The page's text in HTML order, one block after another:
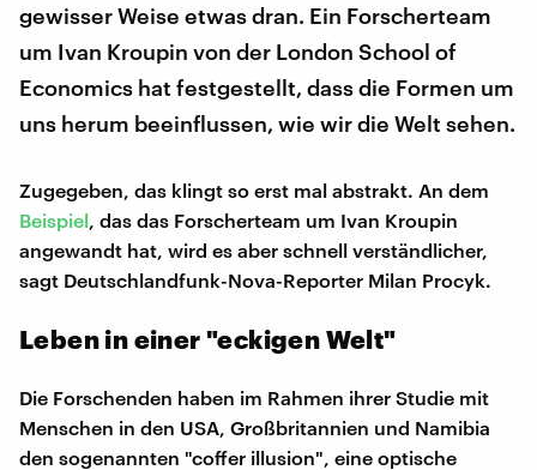
gewisser Weise etwas dran. Ein Forscherteam
um Ivan Kroupin von der London School of
Economics hat festgestellt, dass die Formen um
uns herum beeinflussen, wie wir die Welt sehen.
Zugegeben, das klingt so erst mal abstrakt. An dem
Beispiel , das das Forscherteam um Ivan Kroupin
angewandt hat, wird es aber schnell verständlicher,
sagt Deutschlandfunk-Nova-Reporter Milan Procyk.
Leben in einer "eckigen Welt"
Die Forschenden haben im Rahmen ihrer Studie mit
Menschen in den USA, Großbritannien und Namibia
den sogenannten "coffer illusion", eine optische